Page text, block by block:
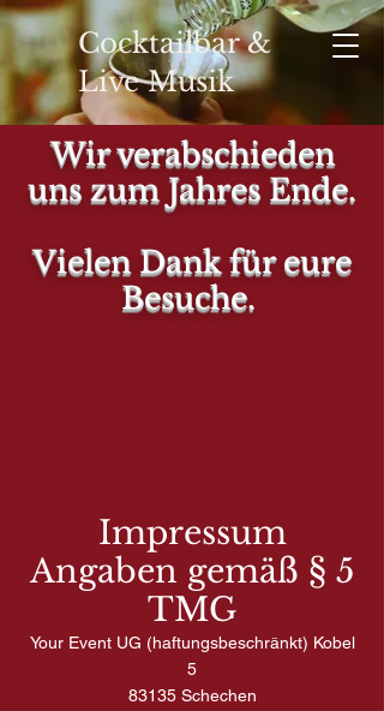
Cocktailbar &
Live Musik
Wir verabschieden
uns zum Jahres Ende.
Vielen Dank für eure
Besuche.
Impressum
Angaben gemäß § 5
TMG
Your Event UG (haftungsbeschränkt) Kobel
5
83135 Schechen